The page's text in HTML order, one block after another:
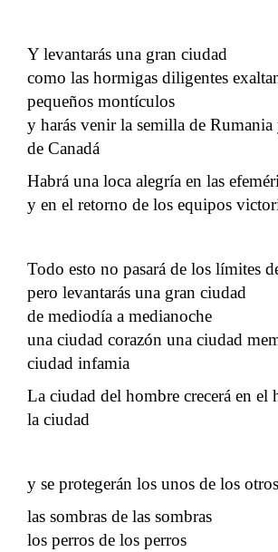
Y levantarás una gran ciudad
como las hormigas diligentes
pequeños montículos
y harás venir la semilla de Rumania
de Canadá
Habrá una loca alegría en las
y en el retorno de los equipos
Todo esto no pasará de los límites
pero levantarás una gran ciudad
de mediodía a medianoche
una ciudad corazón una ciudad
ciudad infamia
La ciudad del hombre crecerá en el
la ciudad
y se protegerán los unos de los otros
las sombras de las sombras
los perros de los perros